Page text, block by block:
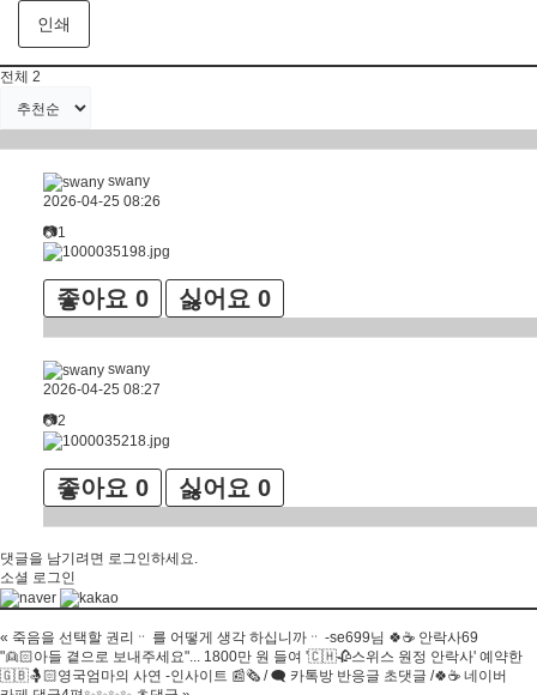
인쇄
전체 2
swany
2026-04-25 08:26
📷1
좋아요 0 싫어요 0
swany
2026-04-25 08:27
📷2
좋아요 0 싫어요 0
댓글을 남기려면 로그인하세요.
소셜 로그인
« 죽음을 선택할 권리ᆢ 를 어떻게 생각 하십니까ᆢ -se699님 🍀☕ 안락사69
"👱🏻아들 곁으로 보내주세요"... 1800만 원 들여 '🇨🇭🥀스위스 원정 안락사' 예약한
🇬🇧🤱🏻영국엄마의 사연 -인사이트 📰🗞 / 🗨 카톡방 반응글 초댓글 /🍀☕ 네이버